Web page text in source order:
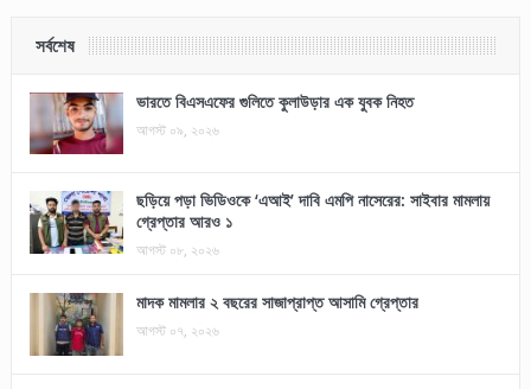
সর্বশেষ
ভারতে বিএসএফের গুলিতে কুলাউড়ার এক যুবক নিহত
আগস্ট ০৯, ২০২৬
ছড়িয়ে পড়া ভিডিওকে ‘এআই’ দাবি এমপি নাসেরের: সাইবার মামলায়
গ্রেপ্তার আরও ১
আগস্ট ০৮, ২০২৬
মাদক মামলার ২ বছরের সাজাপ্রাপ্ত আসামি গ্রেপ্তার
আগস্ট ০৭, ২০২৬